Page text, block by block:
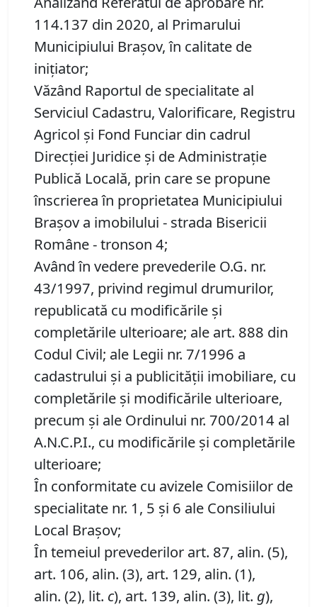
114.137 din 2020, al Primarului
Municipiului Brașov, în calitate de
inițiator;
Văzând Raportul de specialitate al
Serviciul Cadastru, Valorificare, Registru
Agricol şi Fond Funciar din cadrul
Direcţiei Juridice şi de Administraţie
Publică Locală, prin care se propune
înscrierea în proprietatea Municipiului
Braşov a imobilului - strada Bisericii
Române - tronson 4;
Având în vedere prevederile O.G. nr.
43/1997, privind regimul drumurilor,
republicată cu modificările şi
completările ulterioare; ale art. 888 din
Codul Civil; ale Legii nr. 7/1996 a
cadastrului și a publicității imobiliare, cu
completările și modificările ulterioare,
precum și ale Ordinului nr. 700/2014 al
A.N.C.P.I., cu modificările și completările
ulterioare;
În conformitate cu avizele Comisiilor de
specialitate nr. 1, 5 și 6 ale Consiliului
Local Brașov;
În temeiul prevederilor art. 87, alin. (5),
art. 106, alin. (3), art. 129, alin. (1),
alin. (2), lit. c), art. 139, alin. (3), lit. g),